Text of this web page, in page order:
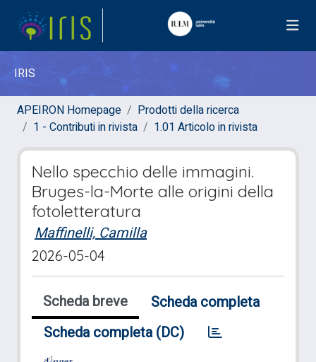
IRIS
APEIRON Homepage
Prodotti della ricerca
1 - Contributi in rivista
1.01 Articolo in rivista
Nello specchio delle immagini.
Bruges-la-Morte alle origini della
fotoletteratura
Maffinelli, Camilla
2026-05-04
Scheda breve
Scheda completa
Scheda completa (DC)